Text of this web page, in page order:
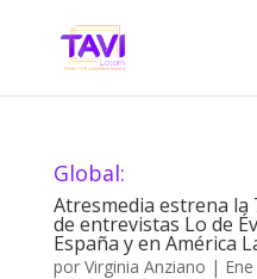
Global:
Atresmedia estrena la
de entrevistas Lo de
España y en América
por Virginia Anziano |